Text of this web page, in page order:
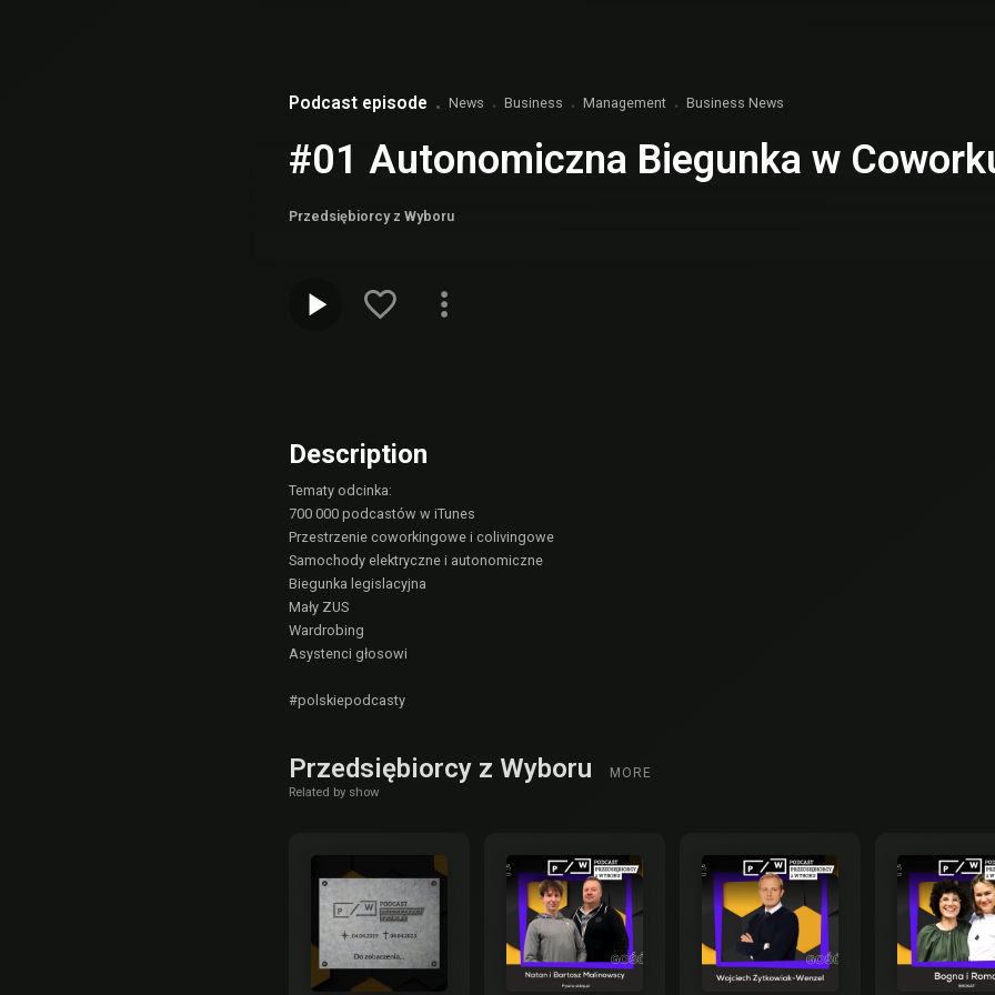
Podcast episode News Business Management Business News
#01 Autonomiczna Biegunka w
Przedsiębiorcy z Wyboru
Description
Tematy odcinka:
700 000 podcastów w iTunes
Przestrzenie coworkingowe i colivingowe
Samochody elektryczne i autonomiczne
Biegunka legislacyjna
Mały ZUS
Wardrobing
Asystenci głosowi
#polskiepodcasty
Przedsiębiorcy z Wyboru
MORE
Related by show